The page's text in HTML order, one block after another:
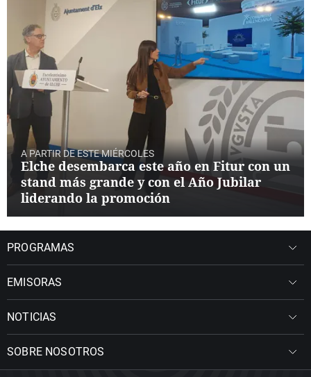
A PARTIR DE ESTE MIÉRCOLES
Elche desembarca este año en Fitur con un
stand más grande y con el Año Jubilar
liderando la promoción
PROGRAMAS
EMISORAS
NOTICIAS
SOBRE NOSOTROS